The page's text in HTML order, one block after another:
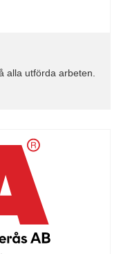
alla utförda arbeten.